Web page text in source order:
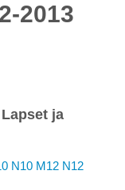
2013
ja
N10 M12 N12